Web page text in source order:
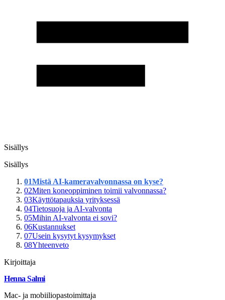
Sisällys
Sisällys
01Mistä AI-kameravalvonnassa on kyse?
02Miten koneoppiminen toimii valvonnassa?
03Käyttötapauksia yrityksessä
04Tietosuoja ja AI-valvonta
05Mihin AI-valvonta ei sovi?
06Kustannukset
07Usein kysytyt kysymykset
08Yhteenveto
Kirjoittaja
Henna Salmi
Mac- ja mobiiliopastoimittaja